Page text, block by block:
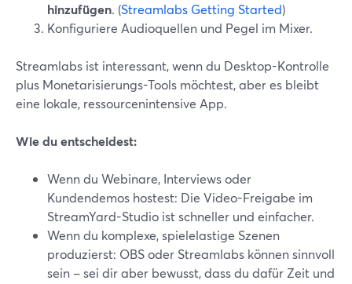
hinzufügen. (Streamlabs Getting Started)
Konfiguriere Audioquellen und Pegel im Mixer.
Streamlabs ist interessant, wenn du Desktop-Kontrolle
plus Monetarisierungs-Tools möchtest, aber es bleibt
eine lokale, ressourcenintensive App.
Wie du entscheidest:
Wenn du Webinare, Interviews oder
Kundendemos hostest: Die Video-Freigabe im
StreamYard-Studio ist schneller und einfacher.
Wenn du komplexe, spielelastige Szenen
produzierst: OBS oder Streamlabs können sinnvoll
sein – sei dir aber bewusst, dass du dafür Zeit und